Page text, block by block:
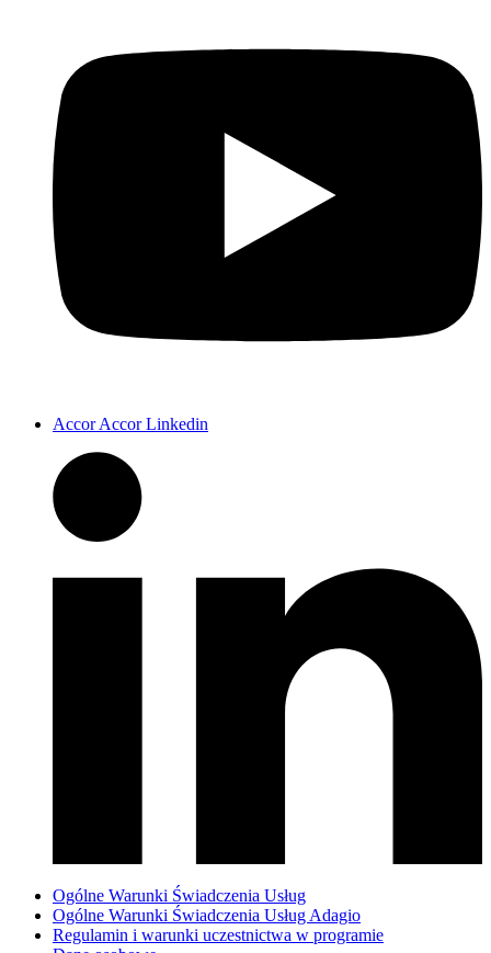
Accor Accor Linkedin
Ogólne Warunki Świadczenia Usług
Ogólne Warunki Świadczenia Usług Adagio
Regulamin i warunki uczestnictwa w programie